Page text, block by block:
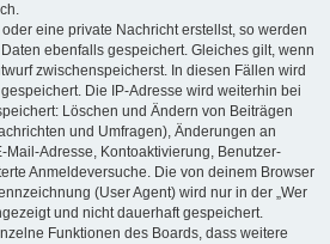
eine private Nachricht erstellst, so werden
ebenfalls gespeichert. Gleiches gilt, wenn
zwischenspeicherst. In diesen Fällen wird
Die IP-Adresse wird weiterhin bei
Löschen und Ändern von Beiträgen
und Umfragen), Änderungen an
Mail-Adresse, Kontoaktivierung, Benutzer-
Anmeldeversuche. Die von deinem Browser
(User Agent) wird nur in der „Wer
und nicht dauerhaft gespeichert.
Funktionen des Boards, dass weitere